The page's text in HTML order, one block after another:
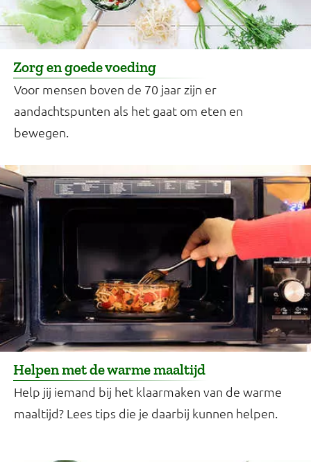
Zorg en goede voeding
Voor mensen boven de 70 jaar zijn er
aandachtspunten als het gaat om eten en
bewegen.
Helpen met de warme maaltijd
Help jij iemand bij het klaarmaken van de warme
maaltijd? Lees tips die je daarbij kunnen helpen.